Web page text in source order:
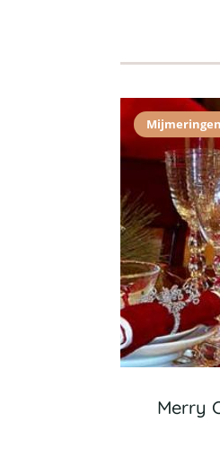
Mijmeringen
Merry